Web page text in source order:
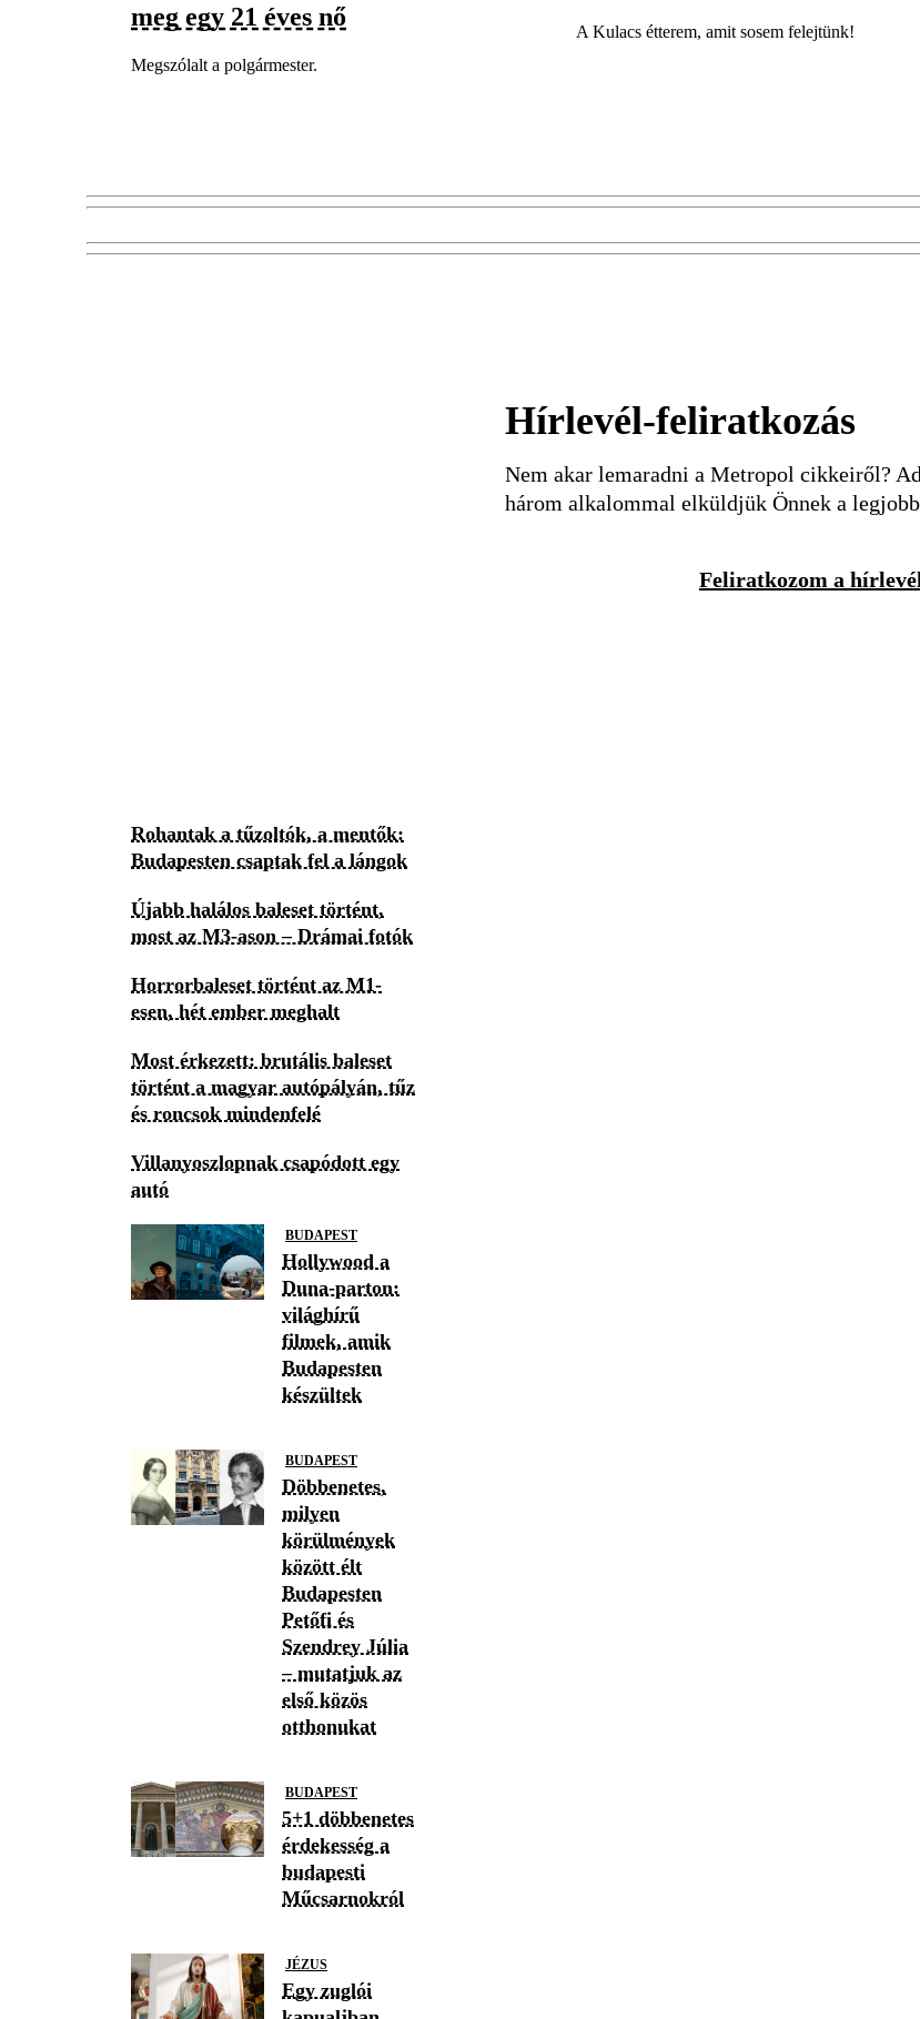
meg egy 21 éves nő
Megszólalt a polgármester.
A Kulacs étterem, amit sosem felejtünk!
Hírlevél-feliratkozás
Nem akar lemaradni a Metropol cikkeiről?
három alkalommal elküldjük Önnek a
Feliratkozom a
Rohantak a tűzoltók, a mentők:
Budapesten csaptak fel a lángok
Újabb halálos baleset történt,
most az M3-ason – Drámai fotók
Horrorbaleset történt az M1-
esen, hét ember meghalt
Most érkezett: brutális baleset
történt a magyar autópályán, tűz
és roncsok mindenfelé
Villanyoszlopnak csapódott egy
autó
BUDAPEST
Hollywood a
Duna-parton:
világhírű
filmek, amik
Budapesten
készültek
BUDAPEST
Döbbenetes,
milyen
körülmények
között élt
Budapesten
Petőfi és
Szendrey Júlia
– mutatjuk az
első közös
otthonukat
BUDAPEST
5+1 döbbenetes
érdekesség a
budapesti
Műcsarnokról
JÉZUS
Egy zuglói